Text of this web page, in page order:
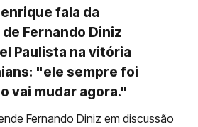
fala da
Fernando Diniz
Paulista na vitória
"ele sempre foi
vai mudar agora."
Fernando Diniz em discussão